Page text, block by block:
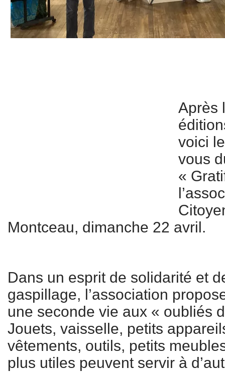
Après
voici
vous
«
Montceau, dimanche 22 avril.
Dans un esprit de solidarité et
gaspillage, l’association
une seconde vie aux « oubliés
Jouets, vaisselle, petits
vêtements, outils, petits
plus utiles peuvent servir à